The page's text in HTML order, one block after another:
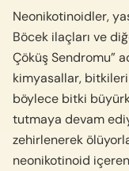
Neonikotinoidler,
Böcek ilaçları ve
Çöküş Sendromu”
kimyasallar,
böylece bitki
tutmaya devam
zehirlenerek
neonikotinoid